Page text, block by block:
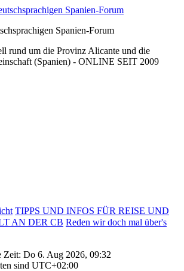
Spanien-Forum
rund um die Provinz Alicante und die
(Spanien) - ONLINE SEIT 2009
TIPPS UND INFOS FÜR REISE UND
AN DER CB Reden wir doch mal über's
Zeit: Do 6. Aug 2026, 09:32
sind UTC+02:00